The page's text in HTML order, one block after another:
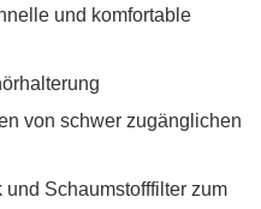
und komfortable
von schwer zugänglichen
und Schaumstofffilter zum